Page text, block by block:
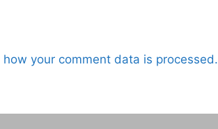
how your comment data is processed.